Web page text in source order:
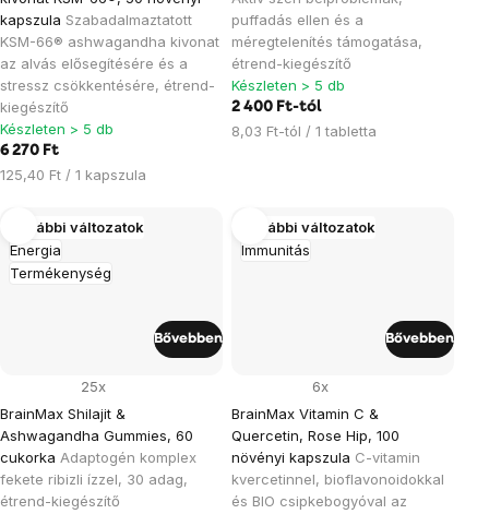
kapszula Szabadalmaztatott
KSM-66® ashwagandha kivonat
az alvás elősegítésére és a
stressz csökkentésére, étrend-
kiegészítő
Készleten > 5 db
6 270 Ft
Egységár:
125,40 Ft / 1 kapszula
puffadás ellen és a
méregtelenítés támogatása,
étrend-kiegészítő
Készleten > 5 db
2 400 Ft-tól
Egységár:
8,03 Ft-tól / 1 tabletta
Energia
Termékenység
További változatok
BrainMax Shilajit &
Ashwagandha Gummies, 60
cukorka Adaptogén komplex
fekete ribizli ízzel, 30 adag,
étrend-kiegészítő
25x
Bővebben
Immunitás
További változatok
BrainMax Vitamin C &
Quercetin, Rose Hip, 100
növényi kapszula C-vitamin
kvercetinnel, bioflavonoidokkal
és BIO csipkebogyóval az
6x
Bővebben